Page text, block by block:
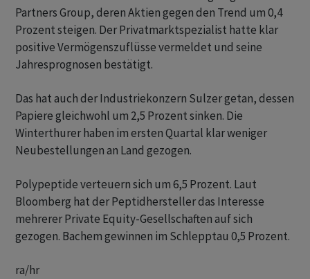
Partners Group, deren Aktien gegen den Trend um 0,4
Prozent steigen. Der Privatmarktspezialist hatte klar
positive Vermögenszuflüsse vermeldet und seine
Jahresprognosen bestätigt.
Das hat auch der Industriekonzern Sulzer getan, dessen
Papiere gleichwohl um 2,5 Prozent sinken. Die
Winterthurer haben im ersten Quartal klar weniger
Neubestellungen an Land gezogen.
Polypeptide verteuern sich um 6,5 Prozent. Laut
Bloomberg hat der Peptidhersteller das Interesse
mehrerer Private Equity-Gesellschaften auf sich
gezogen. Bachem gewinnen im Schlepptau 0,5 Prozent.
ra/hr